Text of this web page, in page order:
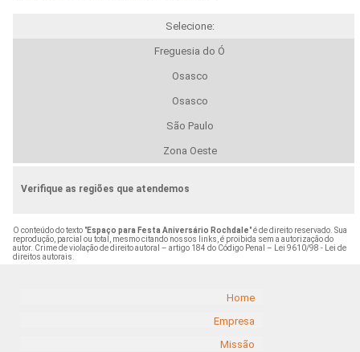
Selecione:
Freguesia do Ó
Osasco
Osasco
São Paulo
Zona Oeste
Verifique as regiões que atendemos
O conteúdo do texto "Espaço para Festa Aniversário Rochdale" é de direito reservado. Sua
reprodução, parcial ou total, mesmo citando nossos links, é proibida sem a autorização do
autor. Crime de violação de direito autoral – artigo 184 do Código Penal –
Lei 9610/98 - Lei de
direitos autorais
Home
Empresa
Missão